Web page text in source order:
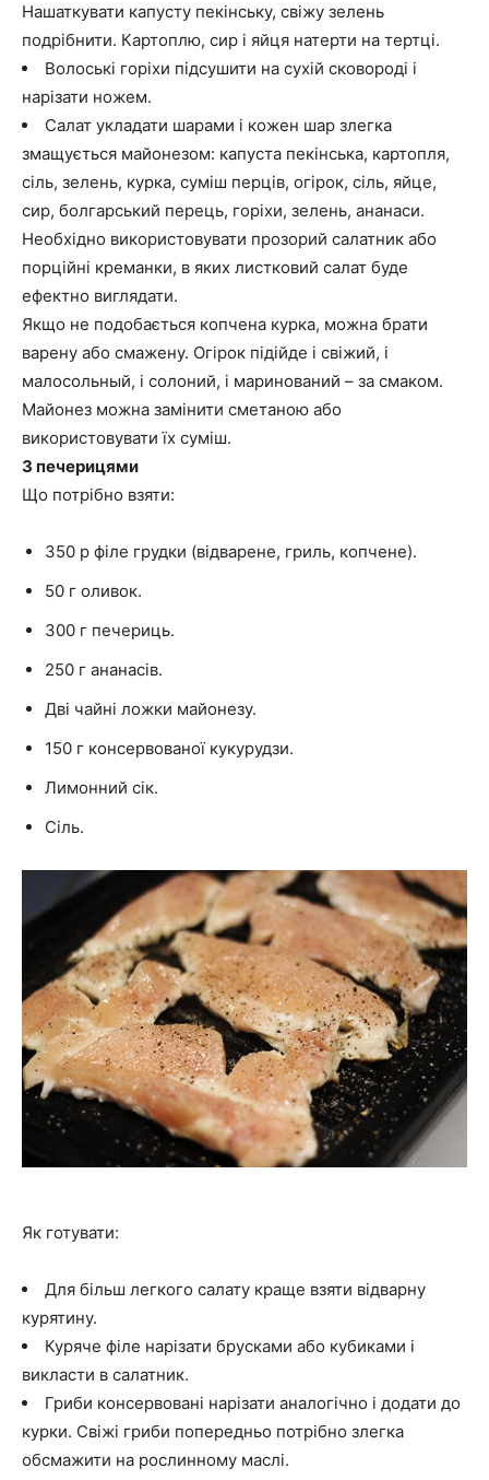
Нашаткувати капусту пекінську, свіжу зелень
подрібнити. Картоплю, сир і яйця натерти на тертці.
Волоські горіхи підсушити на сухій сковороді і
нарізати ножем.
Салат укладати шарами і кожен шар злегка
змащується майонезом: капуста пекінська, картопля,
сіль, зелень, курка, суміш перців, огірок, сіль, яйце,
сир, болгарський перець, горіхи, зелень, ананаси.
Необхідно використовувати прозорий салатник або
порційні креманки, в яких листковий салат буде
ефектно виглядати.
Якщо не подобається копчена курка, можна брати
варену або смажену. Огірок підійде і свіжий, і
малосольный, і солоний, і маринований – за смаком.
Майонез можна замінити сметаною або
використовувати їх суміш.
З печерицями
Що потрібно взяти:
350 р філе грудки (відварене, гриль, копчене).
50 г оливок.
300 г печериць.
250 г ананасів.
Дві чайні ложки майонезу.
150 г консервованої кукурудзи.
Лимонний сік.
Сіль.
Як готувати:
Для більш легкого салату краще взяти відварну
курятину.
Куряче філе нарізати брусками або кубиками і
викласти в салатник.
Гриби консервовані нарізати аналогічно і додати до
курки. Свіжі гриби попередньо потрібно злегка
обсмажити на рослинному маслі.